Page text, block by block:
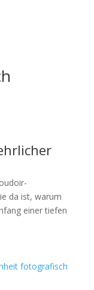
da ist, warum
einer tiefen